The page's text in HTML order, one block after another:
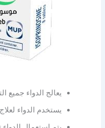
يعالج الدواء جميع
يستخدم الدواء